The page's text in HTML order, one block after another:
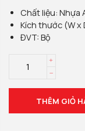
Chất liệu: Nhựa
Kích thước (W x
ĐVT: Bộ
THÊM GIỎ